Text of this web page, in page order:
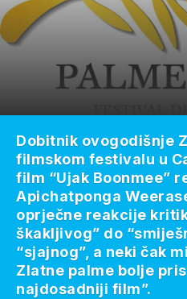
Dobitnik ovogodišnje
filmskom festivalu u
film “Ujak Boonmee”
Apichatponga
oprječne reakcije
škakljivog” do
“sjajnog”, a neki čak
Zlatne palme bolje
najdosadniji film”.